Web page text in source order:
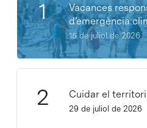
Vacances
d’emergència
15 de juliol de 2026
Cuidar el
29 de juliol de 2026